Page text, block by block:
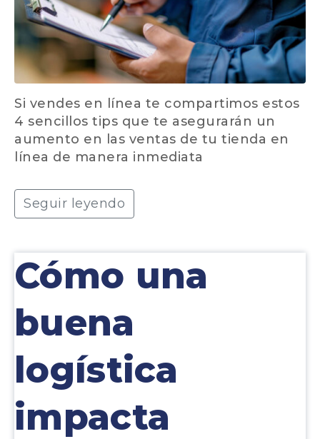
Si vendes en línea te compartimos estos
4 sencillos tips que te asegurarán un
aumento en las ventas de tu tienda en
línea de manera inmediata
Seguir leyendo
Cómo una
buena
logística
impacta